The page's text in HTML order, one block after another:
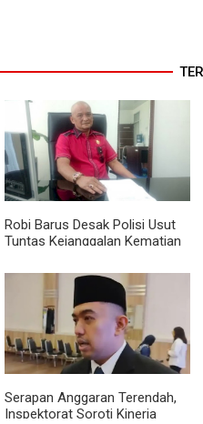
Robi Barus Desak Polisi Usut
Tuntas Kejanggalan Kematian
Minta Otopsi Ulang
Serapan Anggaran Terendah,
Inspektorat Soroti Kinerja